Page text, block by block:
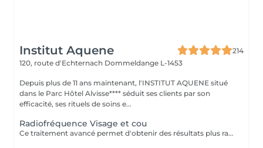
Institut Aquene
214
120, route d'Echternach Dommeldange L-1453
Depuis plus de 11 ans maintenant, l'INSTITUT AQUENE situé
dans le Parc Hôtel Alvisse**** séduit ses clients par son
efficacité, ses rituels de soins e...
Radiofréquence Visage et cou
Ce traitement avancé permet d'obtenir des résultats plus rapides et plus durables, répondant ainsi à notre engagement de toujours privilégier le bien-être de nos clients. Les avantages de la radiofréquence: 1. Efficacité prouvée: La radiofréquence stimule la production de collagène et l'élastine, améliorant ainsi la fermeté et l'élasticité de la peau. 2. Résultats rapides: Dès les premières séances, vous pourrez observer une peau plus lisse, tonifiée et rajeunie. 3. Traitement non-invasif: La radiofréquence est une méthode sûre et non-chirurgicale, offrant une alternative douce aux interventions plus invasives. 4. Polyvalence: Ce traitement convient à divers types de peau et peut cibler plusieurs zones du corps, y compris le visage, le cou, l'abdomen et les cuisses. 5. Durabilité des résultats: En suivant un protocole de soins régulier, les effets de la radiofréquence se prolongent sur le long terme, apportant une amélioration continue de la texture et de l'apparence de la peau. Les contres indications: Bien que la radiofréquence soit largement reconnue pour sa sécurité et son efficacité, certaines contre-indications doivent être prises en compte: 1. Grossesse et allaitement: Il est déconseillé de subir un traitement à la radiofréquence pendant la grossesse ou l'allaitement. 2. Dispositifs médicaux implantés: Les personnes portant un pacemaker ou d'autres implants électroniques ne doivent pas utiliser ce traitement. 3. Problèmes de peau actifs: les affections cutanées